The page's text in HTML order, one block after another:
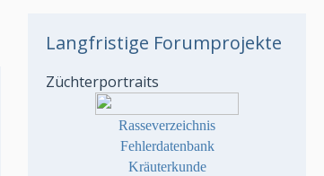
Langfristige Forumprojekte
Züchterportraits
Rasseverzeichnis
Fehlerdatenbank
Kräuterkunde